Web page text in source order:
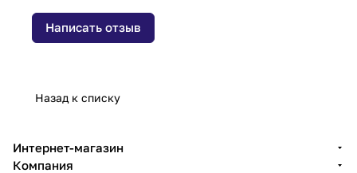
Написать отзыв
Назад к списку
Интернет-магазин
Компания